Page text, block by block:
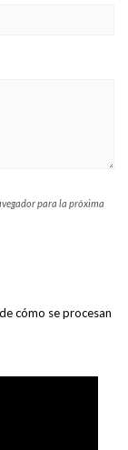
para la próxima
cómo se procesan